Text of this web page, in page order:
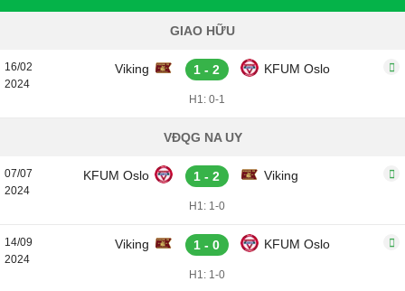
GIAO HỮU
16/02
2024
Viking 1 - 2 KFUM Oslo
H1: 0-1
VĐQG NA UY
07/07
2024
KFUM Oslo 1 - 2 Viking
H1: 1-0
14/09
2024
Viking 1 - 0 KFUM Oslo
H1: 1-0